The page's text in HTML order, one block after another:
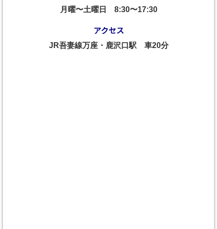
月曜〜土曜日 8:30〜17:30
アクセス
JR吾妻線万座・鹿沢口駅 車20分